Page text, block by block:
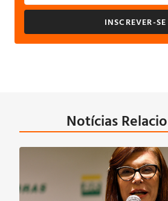
INSCREVER-SE
Notícias